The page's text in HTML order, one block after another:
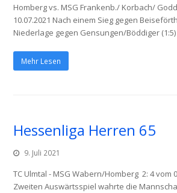
Homberg vs. MSG Frankenb./ Korbach/
10.07.2021 Nach einem Sieg gegen
Niederlage gegen Gensungen/Böddiger
Mehr Lesen
Hessenliga Herren 65
9. Juli 2021
TC Ulmtal - MSG Wabern/Homberg 2: 4 vom
Zweiten Auswärtsspiel wahrte die